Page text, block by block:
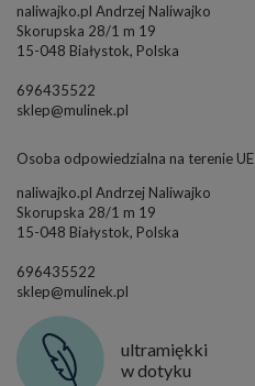
naliwajko.pl Andrzej Naliwajko
Skorupska 28/1 m 19
15-048 Białystok, Polska
696435522
sklep@mulinek.pl
Osoba odpowiedzialna na terenie UE
naliwajko.pl Andrzej Naliwajko
Skorupska 28/1 m 19
15-048 Białystok, Polska
696435522
sklep@mulinek.pl
ultramiękki
w dotyku